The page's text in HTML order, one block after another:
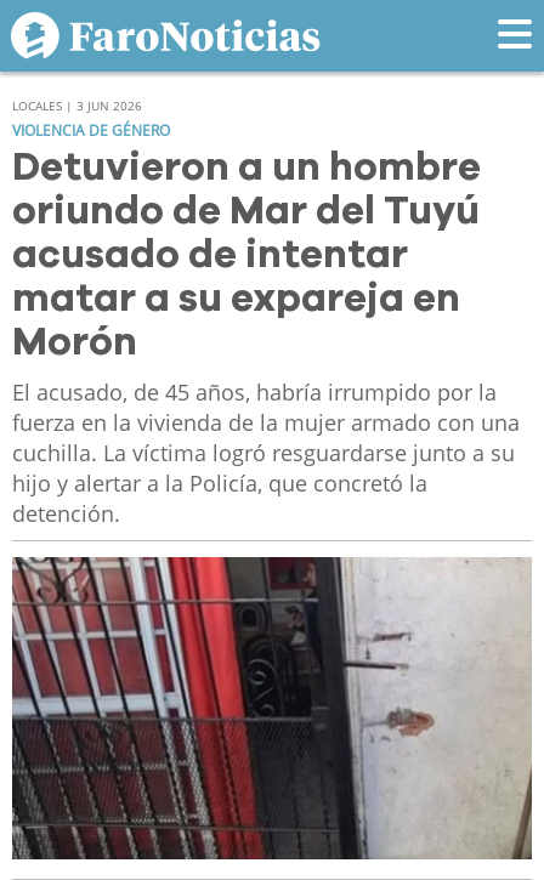
LOCALES | 3 JUN 2026
VIOLENCIA DE GÉNERO
Detuvieron a un hombre
oriundo de Mar del Tuyú
acusado de intentar
matar a su expareja en
Morón
El acusado, de 45 años, habría irrumpido por la
fuerza en la vivienda de la mujer armado con una
cuchilla. La víctima logró resguardarse junto a su
hijo y alertar a la Policía, que concretó la
detención.